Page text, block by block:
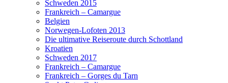
Schweden 2015
Frankreich – Camargue
Belgien
Norwegen-Lofoten 2013
Die ultimative Reiseroute durch Schottland
Kroatien
Schweden 2017
Frankreich – Camargue
Frankreich – Gorges du Tarn